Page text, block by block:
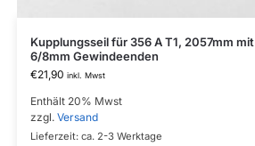
Kupplungsseil für 356 A T1, 2057mm mit
6/8mm Gewindeenden
€21,90 inkl. Mwst
Enthält 20% Mwst
zzgl. Versand
Lieferzeit: ca. 2-3 Werktage